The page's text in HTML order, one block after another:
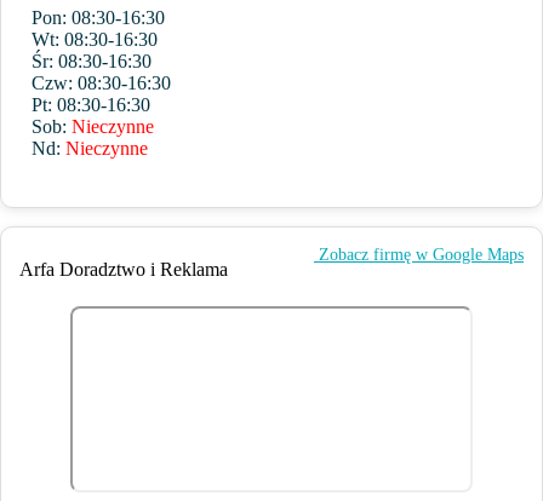
Pon: 08:30-16:30
Wt: 08:30-16:30
Śr: 08:30-16:30
Czw: 08:30-16:30
Pt: 08:30-16:30
Sob: Nieczynne
Nd: Nieczynne
Arfa Doradztwo i Reklama
️ Zobacz firmę w Google Maps